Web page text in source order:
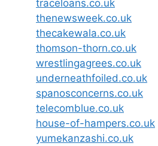
traceloans.co.uk
thenewsweek.co.uk
thecakewala.co.uk
thomson-thorn.co.uk
wrestlingagrees.co.uk
underneathfoiled.co.uk
spanosconcerns.co.uk
telecomblue.co.uk
house-of-hampers.co.uk
yumekanzashi.co.uk